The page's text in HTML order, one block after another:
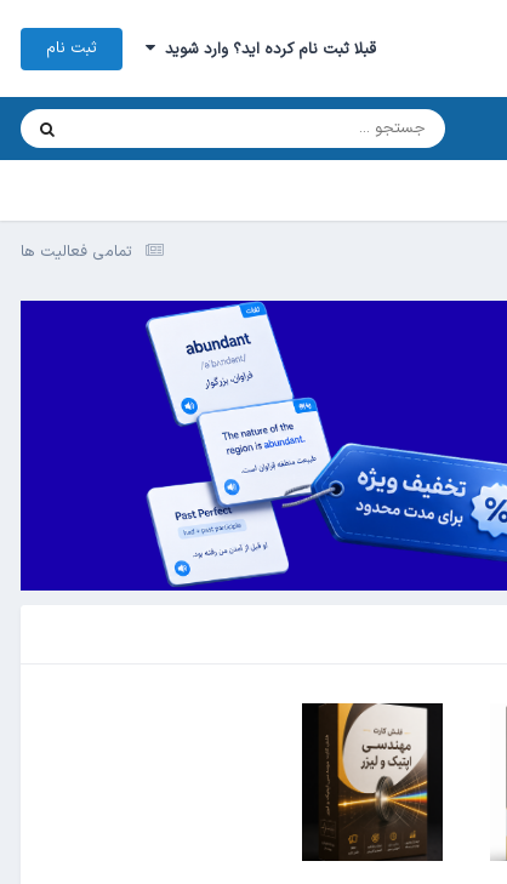
قبلا ثبت نام کرده اید؟ وارد شوید ثبت نام
تمامی فعالیت ها